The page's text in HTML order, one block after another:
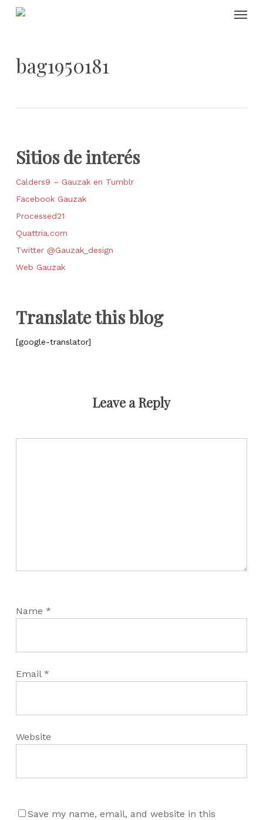
Skip
bag1950181
Sitios de interés
Calders9 – Gauzak en Tumblr
Facebook Gauzak
Processed21
Quattria.com
Twitter @Gauzak_design
Web Gauzak
Translate this blog
[google-translator]
Leave a Reply
Name *
Email *
Website
Save my name, email, and website in this